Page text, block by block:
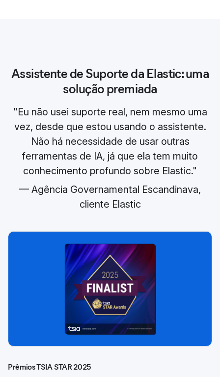
Assistente de Suporte da Elastic: uma
solução premiada
"Eu não usei suporte real, nem mesmo uma
vez, desde que estou usando o assistente.
Não há necessidade de usar outras
ferramentas de IA, já que ela tem muito
conhecimento profundo sobre Elastic."
— Agência Governamental Escandinava,
cliente Elastic
Prêmios TSIA STAR 2025